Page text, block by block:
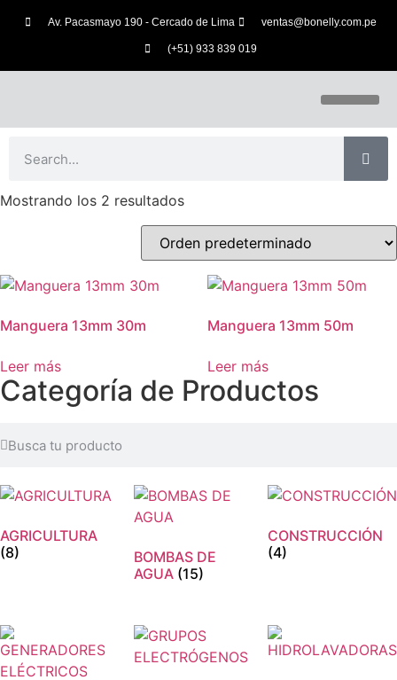
Av. Pacasmayo 190 - Cercado de Lima ventas@bonelly.com.pe
(+51) 933 839 019
Categoría de Productos
AGRICULTURA
(8)
BOMBAS DE
AGUA (15)
CONSTRUCCIÓN
(4)
Mostrando los 2 resultados
Manguera 13mm 30m
Leer más
Manguera 13mm 50m
Leer más